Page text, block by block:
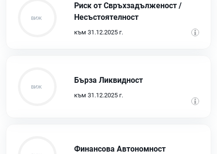
Риск от Свръхзадълженост /
Несъстоятелност
към 31.12.2025 г.
Бърза Ликвидност
към 31.12.2025 г.
Финансова Автономност